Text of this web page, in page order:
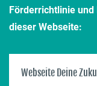
Förderrichtlinie
dieser Webseite:
Webseite Deine